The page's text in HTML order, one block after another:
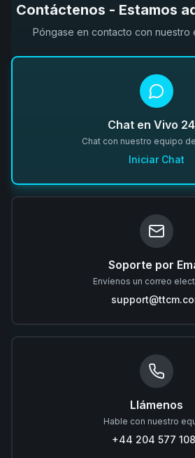
Contáctenos - Estamos
Póngase en contacto con
Chat en Vivo
Chat con nuestro equipo
Iniciar Chat
Soporte por
Envíenos un correo
Llámenos
Hable con nuestro
+44 204 577